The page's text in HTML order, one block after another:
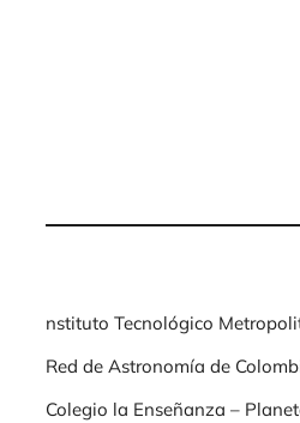
nstituto Tecnológico
Red de Astronomía de
Colegio la Enseñanza –